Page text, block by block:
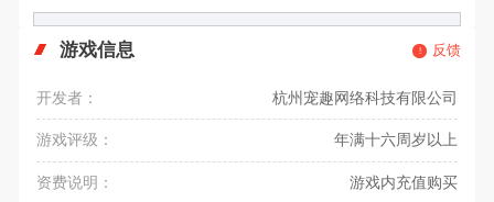
游戏信息 反馈
开发者： 杭州宠趣网络科技有限公司
游戏评级： 年满十六周岁以上
资费说明： 游戏内充值购买